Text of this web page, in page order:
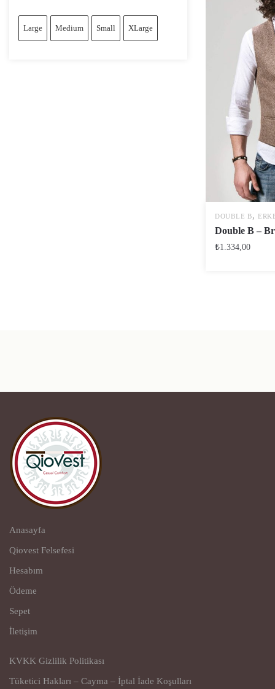
Large Medium Small XLarge
DOUBLE B,
Double B –
₺1.334,00
Anasayfa
Qiovest Felsefesi
Hesabım
Ödeme
Sepet
İletişim
KVKK Gizlilik Politikası
Tüketici Hakları – Cayma – İptal İade Koşulları